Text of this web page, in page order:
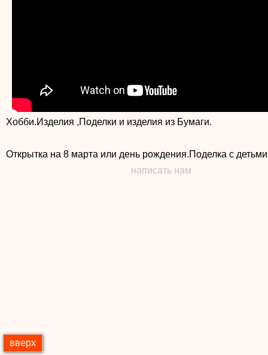
Хобби.Изделия ,Поделки и изделия из Бумаги.
Открытка на 8 марта или день рождения.Поделка с
написать нам
вверх